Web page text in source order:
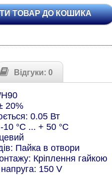
ТОВАР ДО КОШИКА
Відгуки: 0
20%
0.05 Вт
°C ... + 50 °C
Пайка в отвори
Кріплення гайкою
150 V